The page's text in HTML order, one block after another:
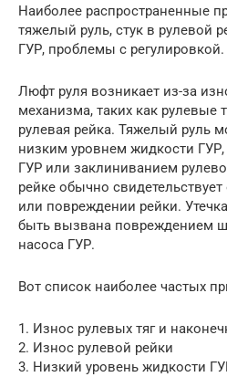
Наиболее распространенные
тяжелый руль, стук в рулевой
ГУР, проблемы с регулировкой.
Люфт руля возникает из-за
механизма, таких как рулевые
рулевая рейка. Тяжелый руль
низким уровнем жидкости
ГУР или заклиниванием
рейке обычно
или повреждении рейки.
быть вызвана повреждением
насоса ГУР.
Вот список наиболее частых
1. Износ рулевых тяг и
2. Износ рулевой рейки
3. Низкий уровень жидкости